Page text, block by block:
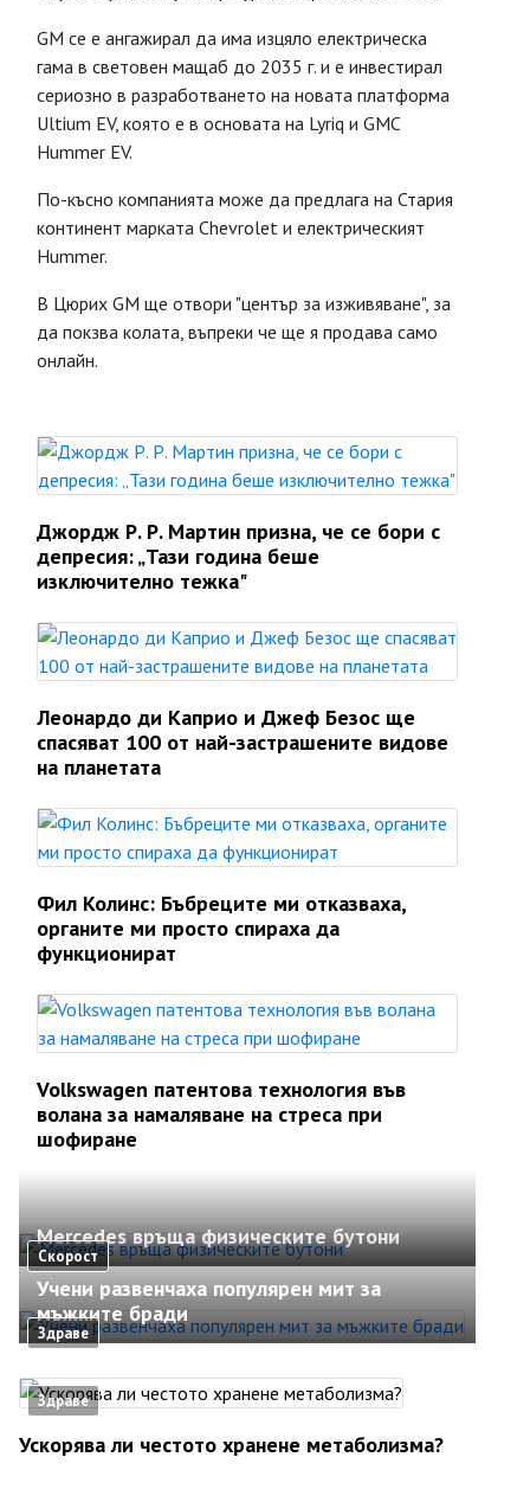
GM се е ангажирал да има изцяло електрическа
гама в световен мащаб до 2035 г. и е инвестирал
сериозно в разработването на новата платформа
Ultium EV, която е в основата на Lyriq и GMC
Hummer EV.
По-късно компанията може да предлага на Стария
континент марката Chevrolet и електрическият
Hummer.
В Цюрих GM ще отвори "център за изживяване", за
да покзва колата, въпреки че ще я продава само
онлайн.
Джордж Р. Р. Мартин призна, че се бори с
депресия: „Тази година беше
изключително тежка"
Леонардо ди Каприо и Джеф Безос ще
спасяват 100 от най-застрашените видове
на планетата
Фил Колинс: Бъбреците ми отказваха,
органите ми просто спираха да
функционират
Volkswagen патентова технология във
волана за намаляване на стреса при
шофиране
Скорост
Mercedes връща физическите бутони
Здраве
Учени развенчаха популярен мит за
мъжките бради
Здраве
Ускорява ли честото хранене метаболизма?